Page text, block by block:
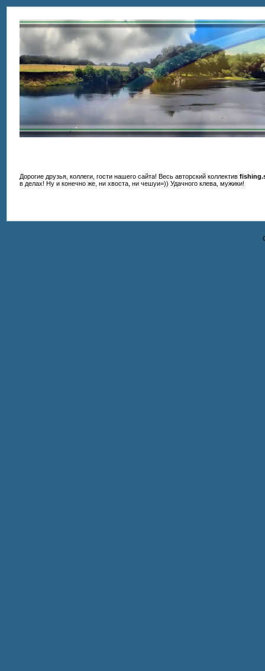
Дорогие друзья, коллеги, гости нашего сайта! Весь авторский коллектив
в делах! Ну и конечно же, ни хвоста, ни чешуи=)) Удачного клева, мужики!